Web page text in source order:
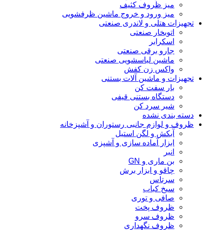
میز ظروف کثیف
میز ورود و خروج ماشین ظرفشویی
تجهیزات هتلی و لاندری صنعتی
اتوبخار صنعتی
اسکرابر
جارو برقی صنعتی
ماشین لباسشویی صنعتی
واکس زن کفش
تجهیزات و ماشین آلات بستنی
بار سفت کن
دستگاه بستنی قیفی
شیر سرد کن
دسته بندی نشده
ظروف و لوازم جانبی رستوران و آشپزخانه
آبکش و لگن استیل
ابزار آماده سازی و آشپزی
انبر
بن ماری و GN
چاقو و ابزار برش
سرتاس
سیخ کباب
صافی و توری
ظروف پخت
ظروف سرو
ظروف نگهداری